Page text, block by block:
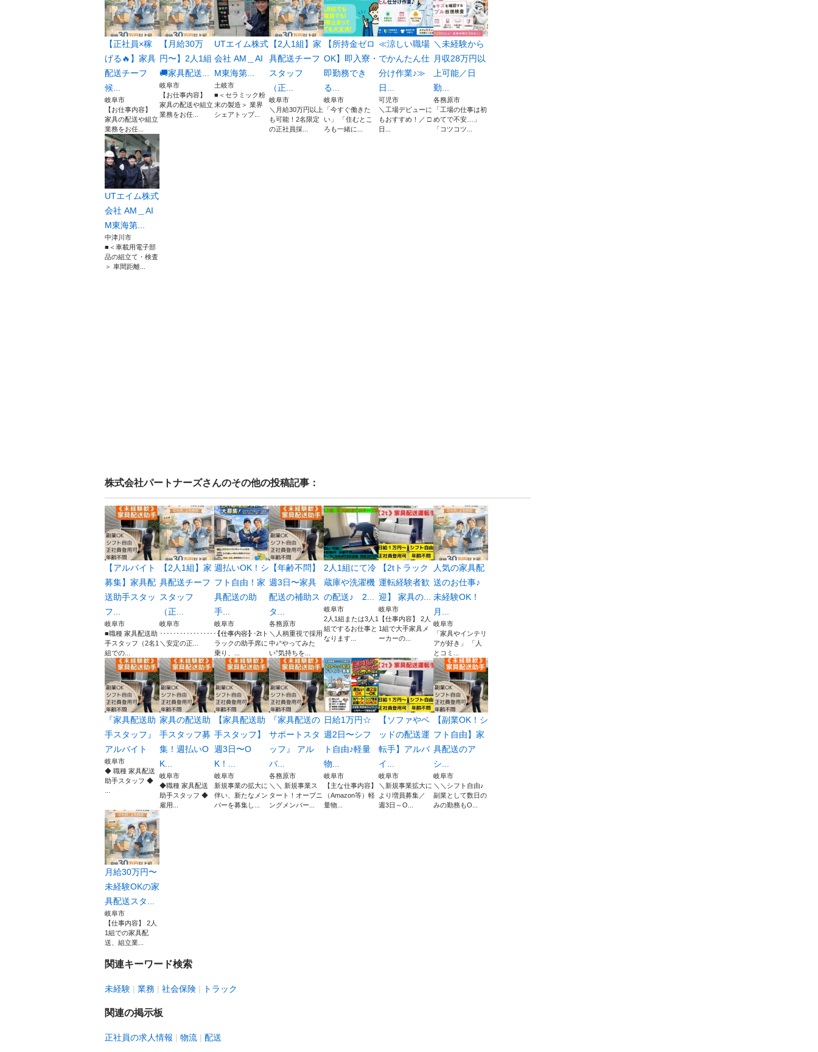
【正社員×稼
げる🔥】家具
配送チーフ
候...
岐阜市
【お仕事内容】
家具の配送や組立
業務をお任...
【月給30万
円〜】2人1組
🚚家具配送...
岐阜市
【お仕事内容】
家具の配送や組立
業務をお任...
UTエイム株式
会社 AM＿AI
M東海第...
土岐市
■＜セラミック粉
末の製造＞ 業界
シェアトップ...
【2人1組】家
具配送チーフ
スタッフ
（正...
岐阜市
＼月給30万円以上
も可能！2名限定
の正社員採...
【所持金ゼロ
OK】即入寮・
即勤務でき
る...
岐阜市
「今すぐ働きた
い」 「住むとこ
ろも一緒に...
≪涼しい職場
でかんたん仕
分け作業♪≫
日...
可児市
＼工場デビューに
もおすすめ！／ □
日...
＼未経験から
月収28万円以
上可能／日
勤...
各務原市
「工場の仕事は初
めてで不安…」
「コツコツ...
UTエイム株式
会社 AM＿AI
M東海第...
中津川市
■＜車載用電子部
品の組立て・検査
＞ 車間距離...
株式会社パートナーズさんのその他の投稿記事：
【アルバイト
募集】家具配
送助手スタッ
フ...
岐阜市
■職種 家具配送助
手スタッフ（2名1
組での...
【2人1組】家
具配送チーフ
スタッフ
（正...
岐阜市
‥‥‥‥‥‥‥‥‥‥‥‥‥‥‥
＼安定の正...
週払いOK！シ
フト自由！家
具配送の助
手...
岐阜市
【仕事内容】 2tト
ラックの助手席に
乗り、...
【年齢不問】
週3日〜家具
配送の補助ス
タ...
各務原市
＼人柄重視で採用
中♪“やってみた
い”気持ちを...
2人1組にて冷
蔵庫や洗濯機
の配送♪ 2...
岐阜市
2人1組または3人1
組でするお仕事と
なります...
【2tトラック
運転経験者歓
迎】 家具の...
岐阜市
【仕事内容】 2人
1組で大手家具メ
ーカーの...
人気の家具配
送のお仕事♪
未経験OK！
月...
岐阜市
「家具やインテリ
アが好き」 「人
とコミ...
『家具配送助
手スタッフ』
アルバイト
岐阜市
◆ 職種 家具配送
助手スタッフ ◆
家具の配送助
手スタッフ募
集！週払いO
K...
岐阜市
◆職種 家具配送
助手スタッフ ◆
雇用...
【家具配送助
手スタッフ】
週3日〜O
K！...
岐阜市
新規事業の拡大に
伴い、新たなメン
バーを募集し...
『家具配送の
サポートスタ
ッフ』 アル
バ...
各務原市
＼＼ 新規事業ス
タート！オープニ
ングメンバー...
日給1万円☆
週2日〜シフ
ト自由♪軽量
物...
岐阜市
【主な仕事内容】
（Amazon等）軽
量物...
【ソファやベ
ッドの配送運
転手】アルバ
イ...
岐阜市
＼新規事業拡大に
より増員募集／
週3日～O...
【副業OK！シ
フト自由】家
具配送のア
シ...
岐阜市
＼＼シフト自由♪
副業として数日の
みの勤務もO...
月給30万円〜
未経験OKの家
具配送スタ...
岐阜市
【仕事内容】 2人
1組での家具配
送、組立業...
関連キーワード検索
未経験 業務 社会保険 トラック
関連の掲示板
正社員の求人情報 物流 配送